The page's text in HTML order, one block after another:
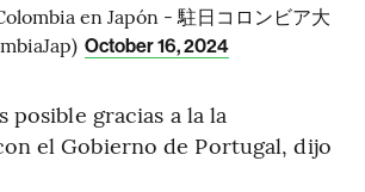
en Japón - 駐日コロンビア大
October 16, 2024
posible gracias a la la
el Gobierno de Portugal, dijo